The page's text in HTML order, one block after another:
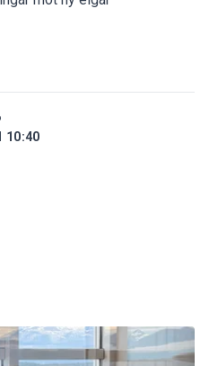
10:40